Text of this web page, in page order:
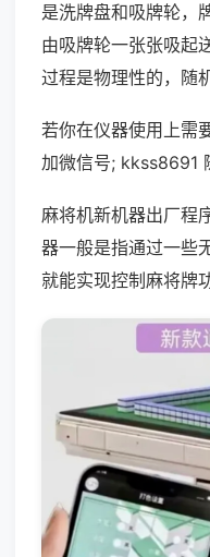
是洗牌盘和吸牌轮，
由吸牌轮一张张吸起
过程是物理性的，随
若你在仪器使用上需
加微信号; kkss8691
麻将机新机器出厂程
器一般是指通过一些
就能实现控制麻将牌